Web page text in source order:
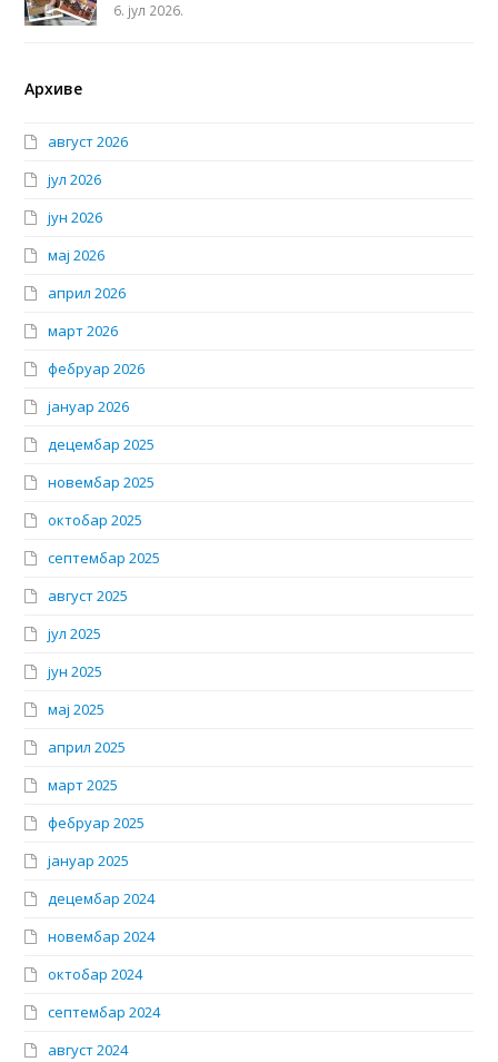
6. јул 2026.
Архиве
август 2026
јул 2026
јун 2026
мај 2026
април 2026
март 2026
фебруар 2026
јануар 2026
децембар 2025
новембар 2025
октобар 2025
септембар 2025
август 2025
јул 2025
јун 2025
мај 2025
април 2025
март 2025
фебруар 2025
јануар 2025
децембар 2024
новембар 2024
октобар 2024
септембар 2024
август 2024